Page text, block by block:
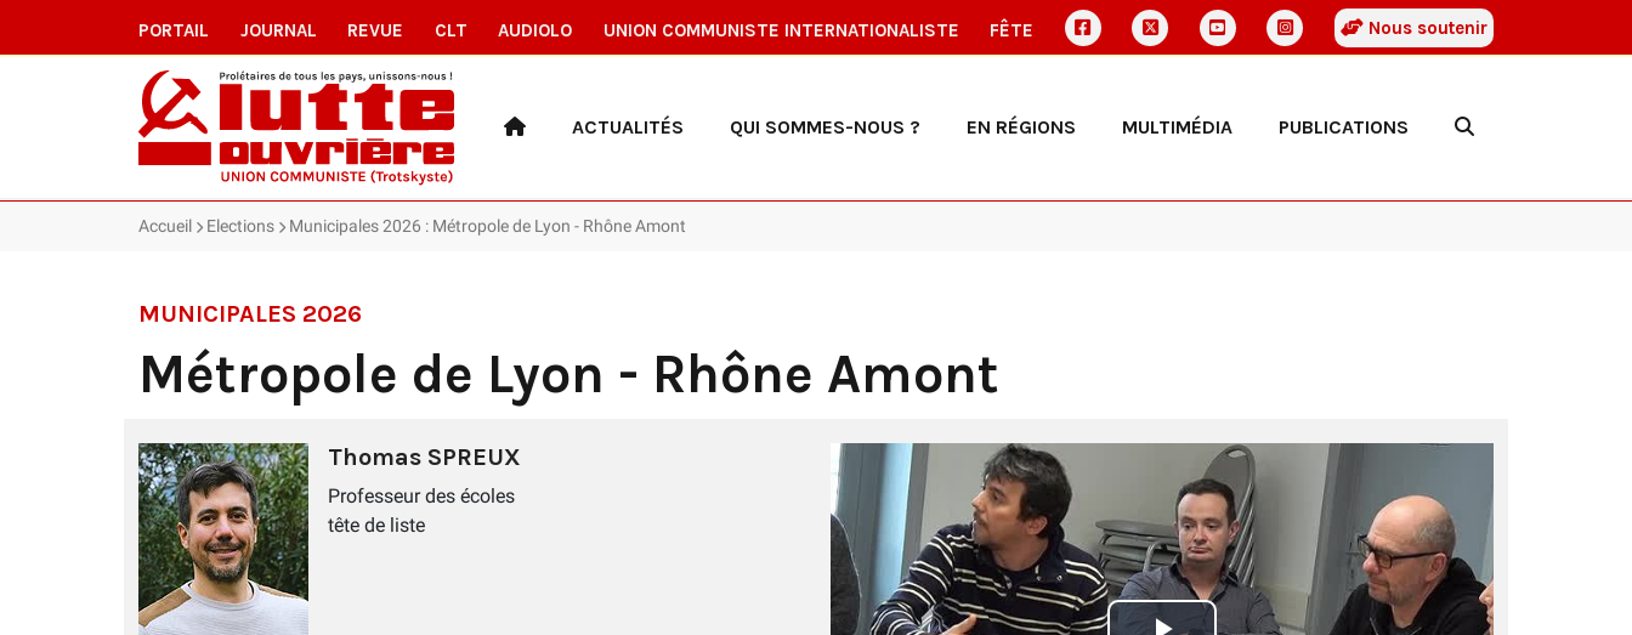
PORTAIL JOURNAL REVUE CLT AUDIOLO UNION COMMUNISTE INTERNATIONALISTE FÊTE Nous soutenir
ACTUALITÉS QUI SOMMES-NOUS ? EN RÉGIONS MULTIMÉDIA PUBLICATIONS
Accueil Elections Municipales 2026 : Métropole de Lyon - Rhône Amont
MUNICIPALES 2026
Métropole de Lyon - Rhône Amont
Thomas SPREUX
Professeur des écoles
tête de liste